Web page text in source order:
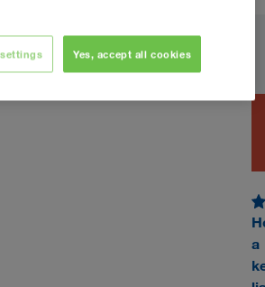
a
Yes, accept all cookies